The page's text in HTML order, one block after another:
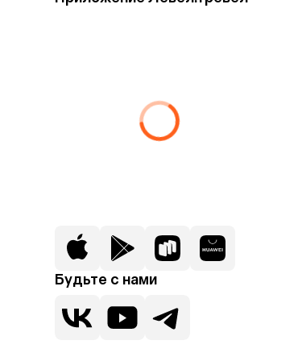
Будьте с нами